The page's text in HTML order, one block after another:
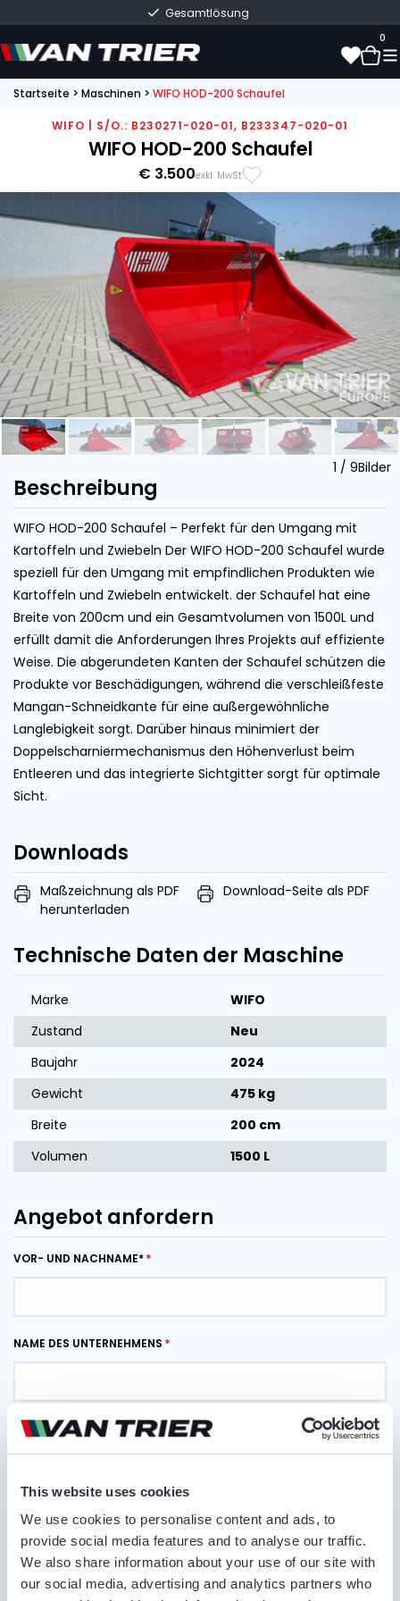
This website uses cookies
We use cookies to personalise content and ads, to
provide social media features and to analyse our traffic.
We also share information about your use of our site with
our social media, advertising and analytics partners who
Gesamtlösung
0
Startseite > Maschinen > WIFO HOD-200 Schaufel
WIFO | S/O.: B230271-020-01, B233347-020-01
WIFO HOD-200 Schaufel
€ 3.500exkl. MwSt
1 / 9Bilder
Beschreibung
WIFO HOD-200 Schaufel – Perfekt für den Umgang mit
Kartoffeln und Zwiebeln Der WIFO HOD-200 Schaufel wurde
speziell für den Umgang mit empfindlichen Produkten wie
Kartoffeln und Zwiebeln entwickelt. der Schaufel hat eine
Breite von 200cm und ein Gesamtvolumen von 1500L und
erfüllt damit die Anforderungen Ihres Projekts auf effiziente
Weise. Die abgerundeten Kanten der Schaufel schützen die
Produkte vor Beschädigungen, während die verschleißfeste
Mangan-Schneidkante für eine außergewöhnliche
Langlebigkeit sorgt. Darüber hinaus minimiert der
Doppelscharniermechanismus den Höhenverlust beim
Entleeren und das integrierte Sichtgitter sorgt für optimale
Sicht.
Downloads
Maßzeichnung als PDF
herunterladen
Download-Seite als PDF
Technische Daten der Maschine
Marke
WIFO
Zustand
Neu
Baujahr
2024
Gewicht
475 kg
Breite
200 cm
Volumen
1500 L
Angebot anfordern
VOR- UND NACHNAME*
NAME DES UNTERNEHMENS
RUFNUMMER
E-MAIL ADRESSE